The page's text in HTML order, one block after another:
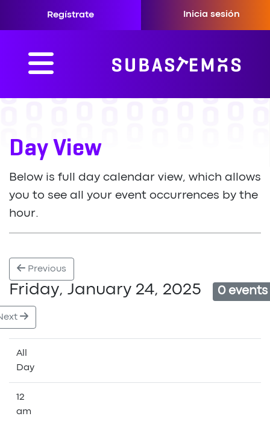
Regístrate Inicia sesión
Day View
Below is full day calendar view, which allows
you to see all your event occurrences by the
hour.
Previous
Friday, January 24, 2025 0 events
All
Day
12
am